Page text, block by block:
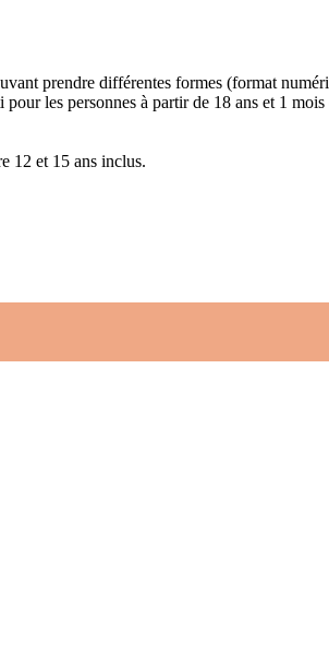
prendre différentes formes (format
les personnes à partir de 18 ans et 1
12 et 15 ans inclus.